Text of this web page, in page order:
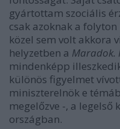
gyártottam szociális
csak azoknak a
közel sem volt akkora
helyzetben a Maradok.
mindenképp
különös figyelmet
miniszterelnök e
megelőzve -, a legelső
országban.